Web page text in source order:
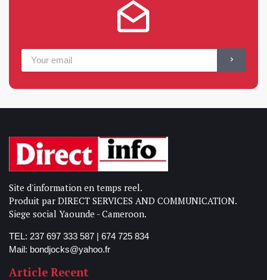
Site d'information en temps reel.
Produit par DIRECT SERVICES AND COMMUNICATION.
Siege social Yaounde - Cameroon.
TEL: 237 697 333 587 | 674 725 834
Mail: bondjocks@yahoo.fr
Article Recent